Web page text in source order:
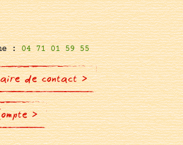
:04 71 01 59 55
de contact >
>